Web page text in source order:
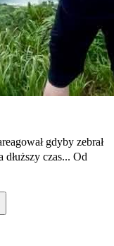
gdyby zebrał
czas... Od